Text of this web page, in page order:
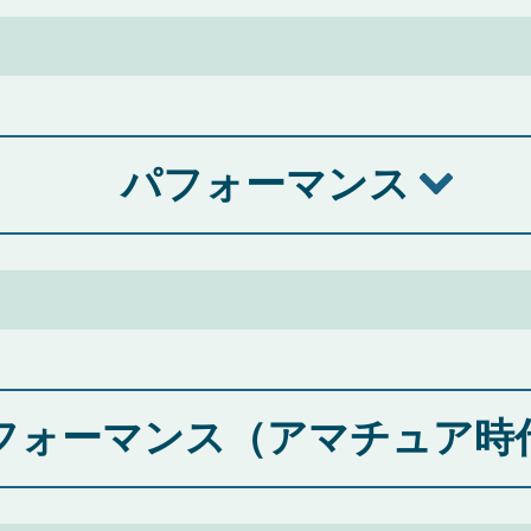
パフォーマンス
ォーマンス （アマチュア時